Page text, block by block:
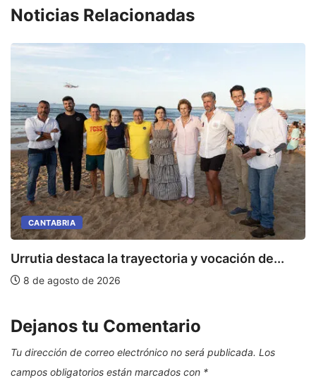
Noticias Relacionadas
CANTABRIA
Urrutia destaca la trayectoria y vocación de...
8 de agosto de 2026
Dejanos tu Comentario
Tu dirección de correo electrónico no será publicada. Los
campos obligatorios están marcados con *